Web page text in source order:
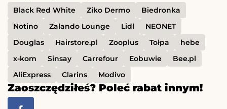
Black Red White Ziko Dermo
Biedronka
Notino
Zalando Lounge Lidl
NEONET
Douglas
Hairstore.pl Zooplus Tołpa
hebe
x-kom
Sinsay Carrefour Eobuwie
Bee.pl
AliExpress
Clarins Modivo
Zaoszczędziłeś? Poleć rabat innym!